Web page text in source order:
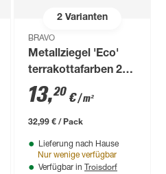
2Varianten
BRAVO
Metallziegel 'Eco'
terrakottafarben 214
x 117 x 0,04 cm
13,20 €/ m²
32,99 € / Pack
Lieferung nach Hause
Nur wenige verfügbar
Verfügbar in Troisdorf